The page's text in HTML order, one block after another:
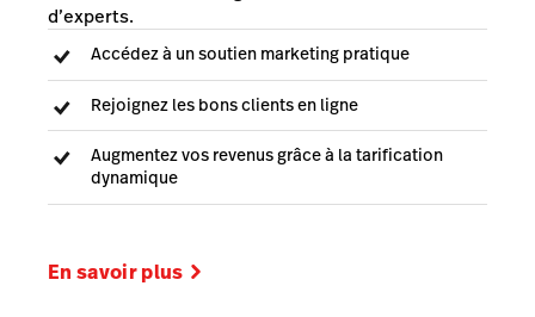
d’experts.
Accédez à un soutien marketing pratique
Rejoignez les bons clients en ligne
Augmentez vos revenus grâce à la tarification
dynamique
En savoir plus